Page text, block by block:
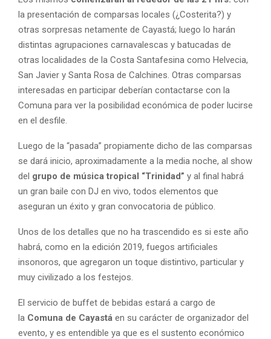
la presentación de comparsas locales (¿Costerita?) y
otras sorpresas netamente de Cayastá; luego lo harán
distintas agrupaciones carnavalescas y batucadas de
otras localidades de la Costa Santafesina como Helvecia,
San Javier y Santa Rosa de Calchines. Otras comparsas
interesadas en participar deberían contactarse con la
Comuna para ver la posibilidad económica de poder lucirse
en el desfile.
Luego de la “pasada” propiamente dicho de las comparsas
se dará inicio, aproximadamente a la media noche, al show
del grupo de música tropical “Trinidad” y al final habrá
un gran baile con DJ en vivo, todos elementos que
aseguran un éxito y gran convocatoria de público.
Unos de los detalles que no ha trascendido es si este año
habrá, como en la edición 2019, fuegos artificiales
insonoros, que agregaron un toque distintivo, particular y
muy civilizado a los festejos.
El servicio de buffet de bebidas estará a cargo de
la Comuna de Cayastá en su carácter de organizador del
evento, y es entendible ya que es el sustento económico